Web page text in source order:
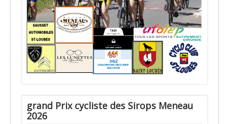
grand Prix cycliste des Sirops Meneau
2026